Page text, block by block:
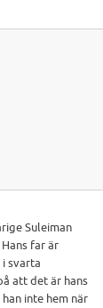
Suleiman
far är
svarta
att det är hans
inte hem när